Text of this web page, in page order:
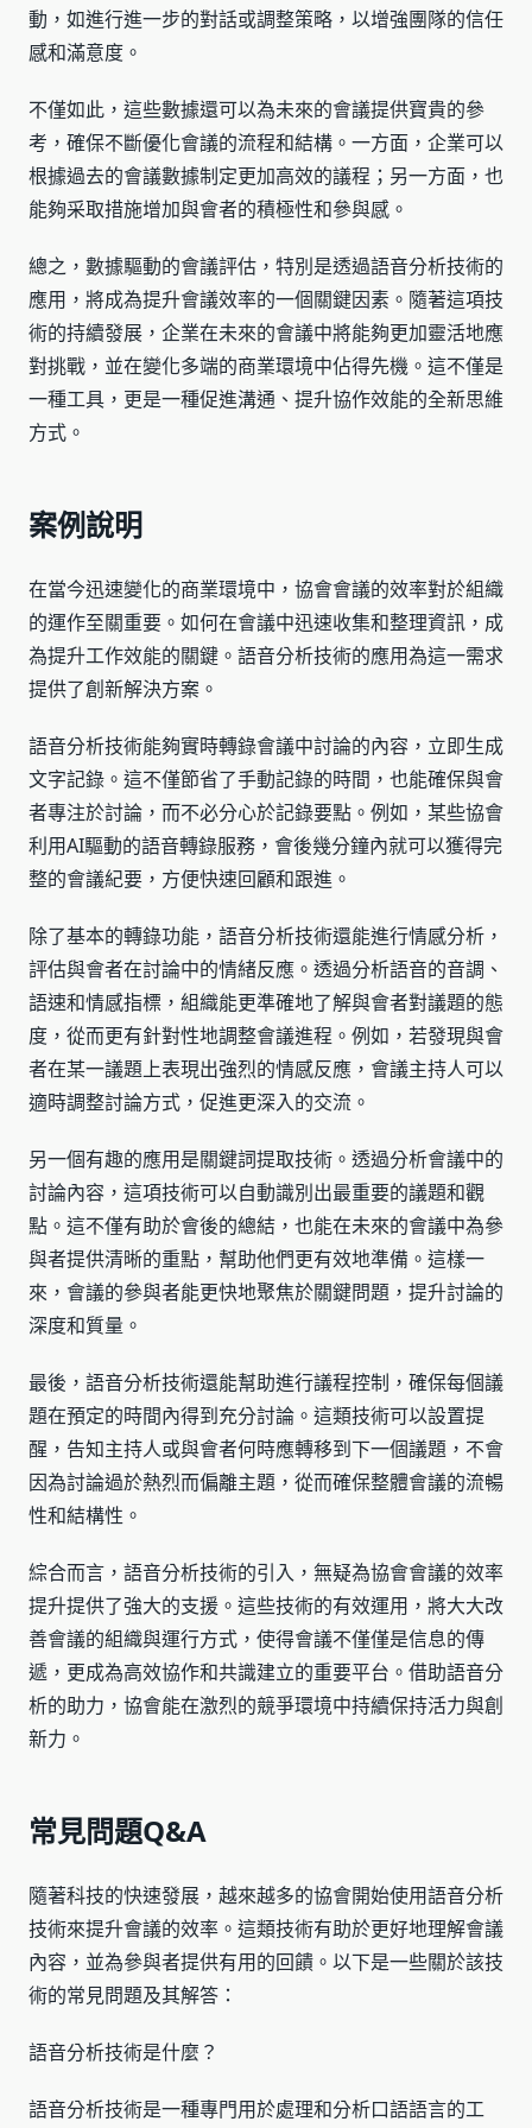
動，如進行進一步的對話或調整策略，以增強團隊的信任
感和滿意度。
不僅如此，這些數據還可以為未來的會議提供寶貴的參
考，確保不斷優化會議的流程和結構。一方面，企業可以
根據過去的會議數據制定更加高效的議程；另一方面，也
能夠采取措施增加與會者的積極性和參與感。
總之，數據驅動的會議評估，特別是透過語音分析技術的
應用，將成為提升會議效率的一個關鍵因素。隨著這項技
術的持續發展，企業在未來的會議中將能夠更加靈活地應
對挑戰，並在變化多端的商業環境中佔得先機。這不僅是
一種工具，更是一種促進溝通、提升協作效能的全新思維
方式。
案例說明
在當今迅速變化的商業環境中，協會會議的效率對於組織
的運作至關重要。如何在會議中迅速收集和整理資訊，成
為提升工作效能的關鍵。語音分析技術的應用為這一需求
提供了創新解決方案。
語音分析技術能夠實時轉錄會議中討論的內容，立即生成
文字記錄。這不僅節省了手動記錄的時間，也能確保與會
者專注於討論，而不必分心於記錄要點。例如，某些協會
利用AI驅動的語音轉錄服務，會後幾分鐘內就可以獲得完
整的會議紀要，方便快速回顧和跟進。
除了基本的轉錄功能，語音分析技術還能進行情感分析，
評估與會者在討論中的情緒反應。透過分析語音的音調、
語速和情感指標，組織能更準確地了解與會者對議題的態
度，從而更有針對性地調整會議進程。例如，若發現與會
者在某一議題上表現出強烈的情感反應，會議主持人可以
適時調整討論方式，促進更深入的交流。
另一個有趣的應用是關鍵詞提取技術。透過分析會議中的
討論內容，這項技術可以自動識別出最重要的議題和觀
點。這不僅有助於會後的總結，也能在未來的會議中為參
與者提供清晰的重點，幫助他們更有效地準備。這樣一
來，會議的參與者能更快地聚焦於關鍵問題，提升討論的
深度和質量。
最後，語音分析技術還能幫助進行議程控制，確保每個議
題在預定的時間內得到充分討論。這類技術可以設置提
醒，告知主持人或與會者何時應轉移到下一個議題，不會
因為討論過於熱烈而偏離主題，從而確保整體會議的流暢
性和結構性。
綜合而言，語音分析技術的引入，無疑為協會會議的效率
提升提供了強大的支援。這些技術的有效運用，將大大改
善會議的組織與運行方式，使得會議不僅僅是信息的傳
遞，更成為高效協作和共識建立的重要平台。借助語音分
析的助力，協會能在激烈的競爭環境中持續保持活力與創
新力。
常見問題Q&A
隨著科技的快速發展，越來越多的協會開始使用語音分析
技術來提升會議的效率。這類技術有助於更好地理解會議
內容，並為參與者提供有用的回饋。以下是一些關於該技
術的常見問題及其解答：
語音分析技術是什麼？
語音分析技術是一種專門用於處理和分析口語語言的工